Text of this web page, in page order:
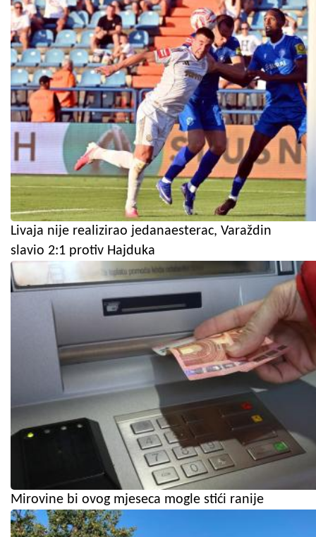
Livaja nije realizirao jedanaesterac, Varaždin
slavio 2:1 protiv Hajduka
Mirovine bi ovog mjeseca mogle stići ranije